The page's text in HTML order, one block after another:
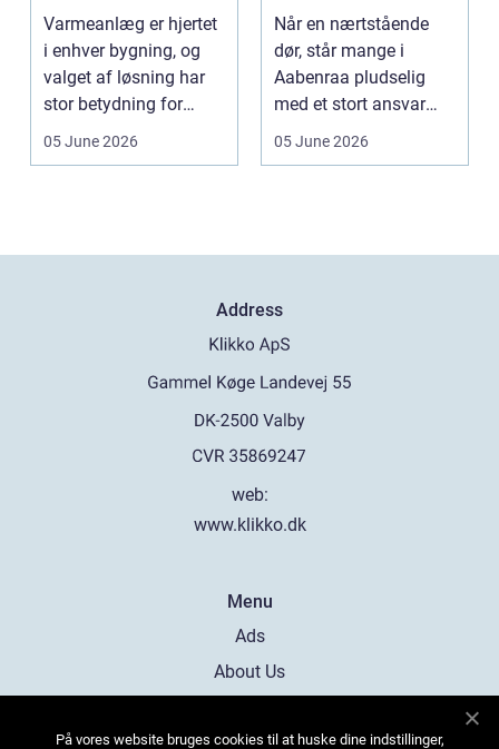
energiregning
Varmeanlæg er hjertet
i enhver bygning, og
valget af løsning har
stor betydning for
b&a...
05 June 2026
værdig afsked
Når en nærtstående
dør, står mange i
Aabenraa pludselig
med et stort ansvar
midt i sorgen.
05 June 2026
Address
web:
www.klikko.dk
Menu
Ads
About Us
Contact
På vores website bruges cookies til at huske dine indstillinger,